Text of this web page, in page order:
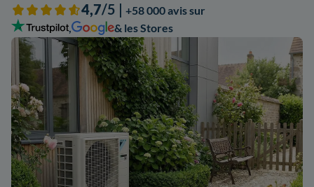
4,7/5 | +58 000 avis sur
,
& les Stores